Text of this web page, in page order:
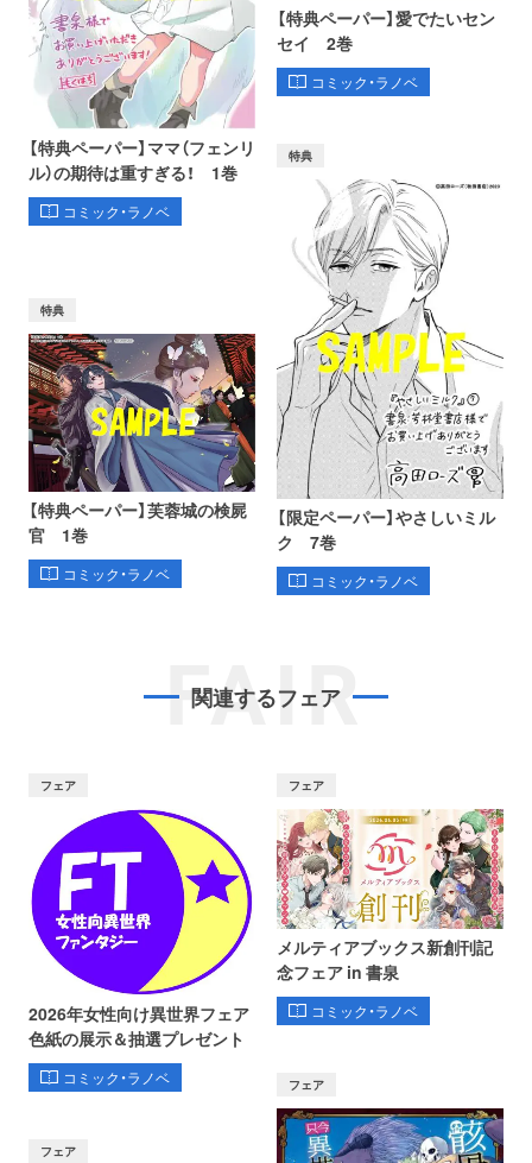
【特典ペーパー】ママ（フェンリ
ル）の期待は重すぎる！ 1巻
コミック・ラノベ
【特典ペーパー】愛でたいセン
セイ 2巻
コミック・ラノベ
特典
【特典ペーパー】芙蓉城の検屍
官 1巻
コミック・ラノベ
特典
【限定ペーパー】やさしいミル
ク 7巻
コミック・ラノベ
FAIR
関連するフェア
フェア
2026年女性向け異世界フェア
色紙の展示＆抽選プレゼント
コミック・ラノベ
フェア
メルティアブックス新創刊記
念フェア in 書泉
コミック・ラノベ
フェア
フェア